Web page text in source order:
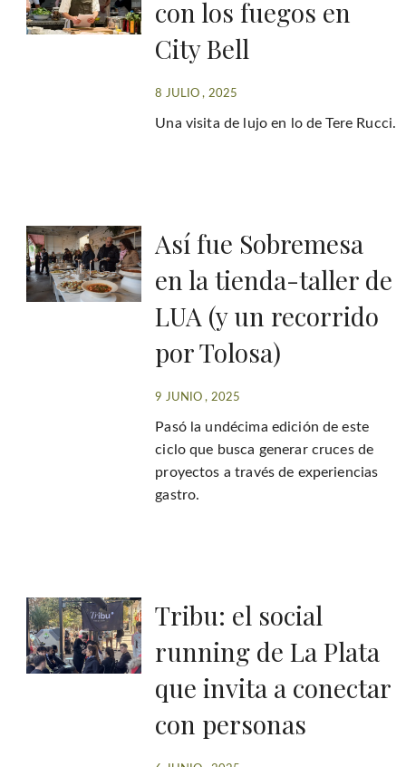
con los fuegos en
City Bell
8 JULIO , 2025
Una visita de lujo en lo de Tere Rucci.
Así fue Sobremesa
en la tienda-taller de
LUA (y un recorrido
por Tolosa)
9 JUNIO , 2025
Pasó la undécima edición de este
ciclo que busca generar cruces de
proyectos a través de experiencias
gastro.
Tribu: el social
running de La Plata
que invita a conectar
con personas